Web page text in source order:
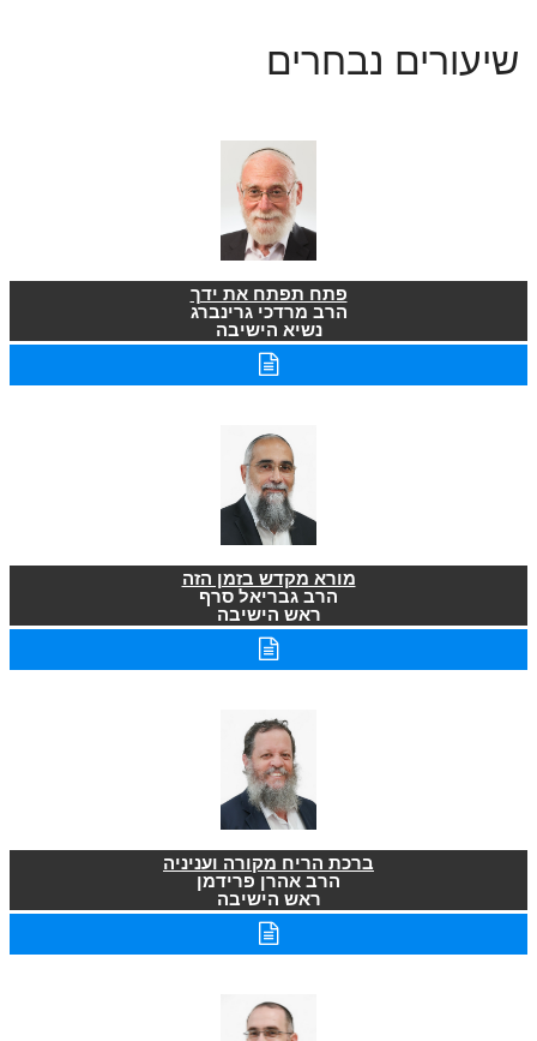
שיעורים נבחרים
פתח תפתח את ידך
הרב מרדכי גרינברג
נשיא הישיבה
מורא מקדש בזמן הזה
הרב גבריאל סרף
ראש הישיבה
ברכת הריח מקורה ועניניה
הרב אהרן פרידמן
ראש הישיבה